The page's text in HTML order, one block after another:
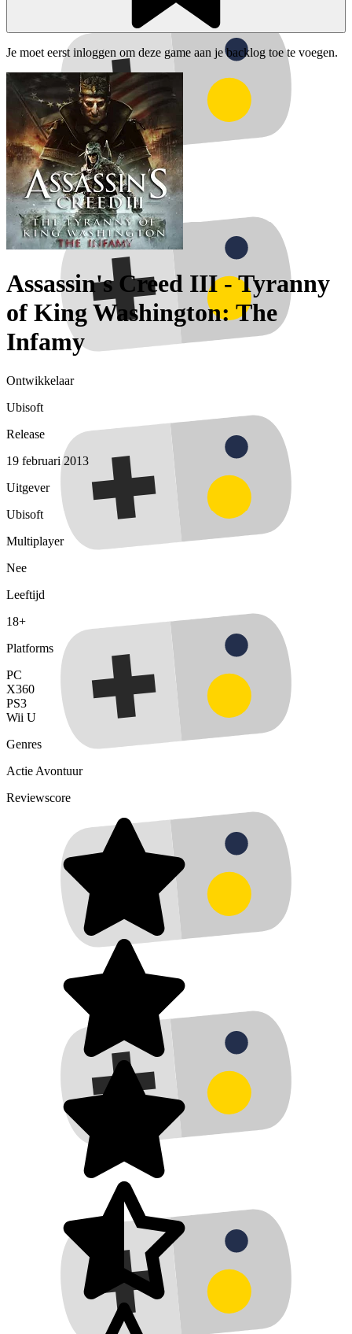
Je moet eerst inloggen om deze game aan je backlog toe te voegen.
Assassin's Creed III - Tyranny
of King Washington: The
Infamy
Ontwikkelaar
Ubisoft
Release
19 februari 2013
Uitgever
Ubisoft
Multiplayer
Nee
Leeftijd
18+
Platforms
PC
X360
PS3
Wii U
Genres
Actie Avontuur
Reviewscore